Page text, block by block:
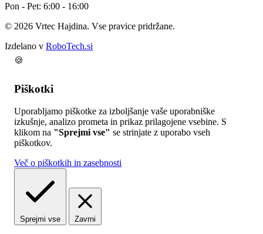
Pon - Pet: 6:00 - 16:00
© 2026 Vrtec Hajdina. Vse pravice pridržane.
Izdelano v RoboTech.si
🍪
Piškotki
Uporabljamo piškotke za izboljšanje vaše uporabniške
izkušnje, analizo prometa in prikaz prilagojene vsebine. S
klikom na "Sprejmi vse" se strinjate z uporabo vseh
piškotkov.
Več o piškotkih in zasebnosti
Sprejmi vse Zavrni